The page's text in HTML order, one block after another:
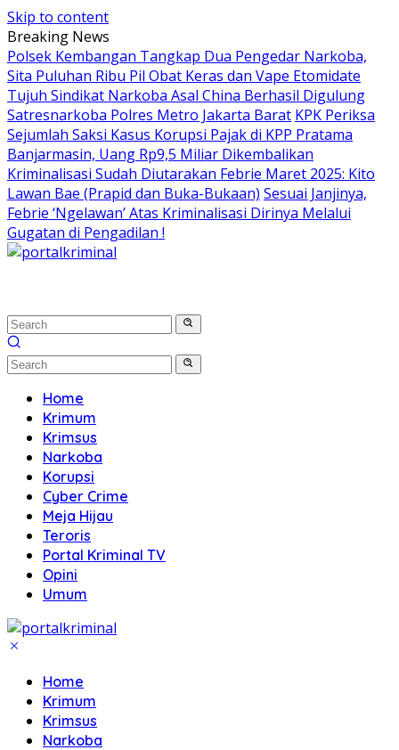
Skip to content
Breaking News
Polsek Kembangan Tangkap Dua Pengedar Narkoba,
Sita Puluhan Ribu Pil Obat Keras dan Vape Etomidate
Tujuh Sindikat Narkoba Asal China Berhasil Digulung
Satresnarkoba Polres Metro Jakarta Barat KPK Periksa
Sejumlah Saksi Kasus Korupsi Pajak di KPP Pratama
Banjarmasin, Uang Rp9,5 Miliar Dikembalikan
Kriminalisasi Sudah Diutarakan Febrie Maret 2025: Kito
Lawan Bae (Prapid dan Buka-Bukaan) Sesuai Janjinya,
Febrie ‘Ngelawan’ Atas Kriminalisasi Dirinya Melalui
Gugatan di Pengadilan !
Home
Krimum
Krimsus
Narkoba
Korupsi
Cyber Crime
Meja Hijau
Teroris
Portal Kriminal TV
Opini
Umum
Home
Krimum
Krimsus
Narkoba